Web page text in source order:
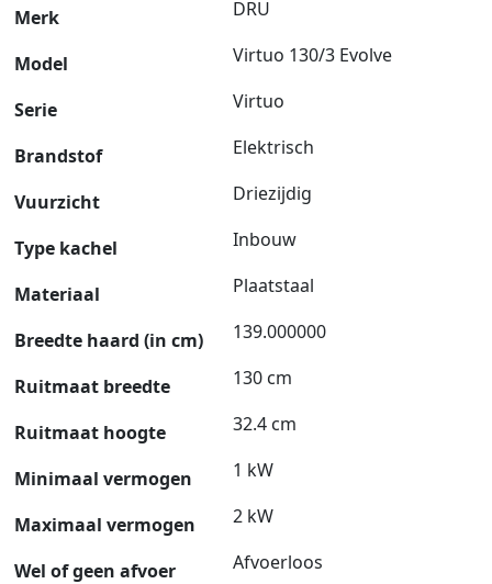
Merk DRU
Model Virtuo 130/3 Evolve
Serie Virtuo
Brandstof Elektrisch
Vuurzicht Driezijdig
Type kachel Inbouw
Materiaal Plaatstaal
Breedte haard (in cm) 139.000000
Ruitmaat breedte 130 cm
Ruitmaat hoogte 32.4 cm
Minimaal vermogen 1 kW
Maximaal vermogen 2 kW
Wel of geen afvoer Afvoerloos